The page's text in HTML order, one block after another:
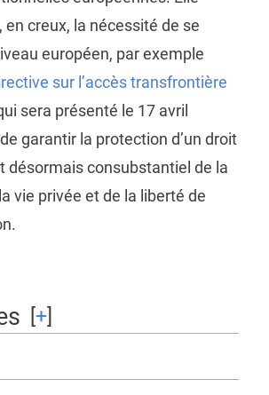
en creux, la nécessité de se
européen, par exemple
sur l’accès transfrontière
sera présenté le 17 avril
garantir la protection d’un droit
désormais consubstantiel de la
vie privée et de la liberté de
[+]